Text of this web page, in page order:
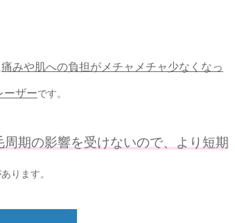
痛みや肌への負担がメチャメチャ少なくなっ
ーザーです。
期の影響を受けないので、より短期
ります。